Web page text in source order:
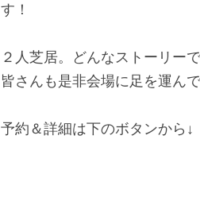
す！
２人芝居。どんなストーリー
皆さんも是非会場に足を運ん
予約＆詳細は下のボタンから↓